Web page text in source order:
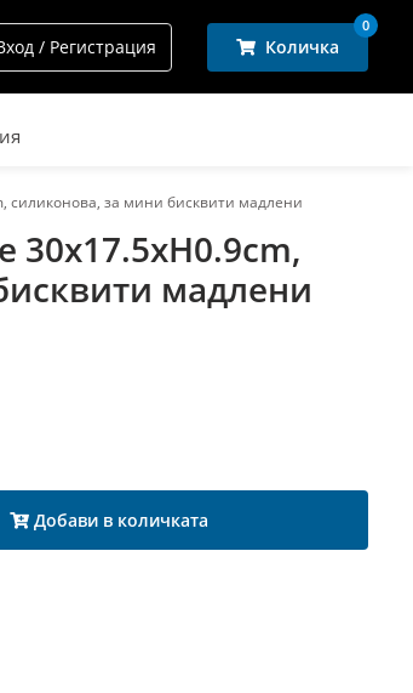
/ Регистрация Количка
0
силиконова, за мини бисквити мадлени
30x17.5xH0.9cm,
мадлени
Добави в количката